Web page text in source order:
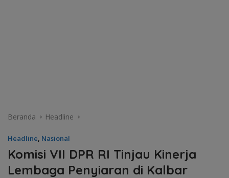
Beranda Headline
Headline, Nasional
Komisi VII DPR RI Tinjau Kinerja
Lembaga Penyiaran di Kalbar